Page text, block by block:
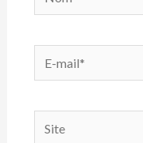
mail*
Site